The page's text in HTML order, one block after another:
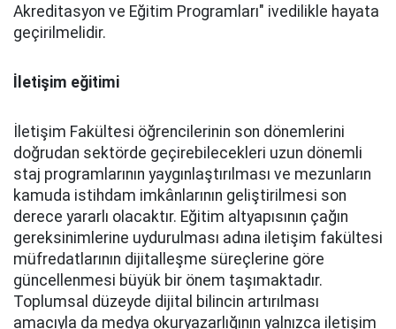
Akreditasyon ve Eğitim Programları" ivedilikle hayata
geçirilmelidir.
İletişim eğitimi
İletişim Fakültesi öğrencilerinin son dönemlerini
doğrudan sektörde geçirebilecekleri uzun dönemli
staj programlarının yaygınlaştırılması ve mezunların
kamuda istihdam imkânlarının geliştirilmesi son
derece yararlı olacaktır. Eğitim altyapısının çağın
gereksinimlerine uydurulması adına iletişim fakültesi
müfredatlarının dijitalleşme süreçlerine göre
güncellenmesi büyük bir önem taşımaktadır.
Toplumsal düzeyde dijital bilincin artırılması
amacıyla da medya okuryazarlığının yalnızca iletişim